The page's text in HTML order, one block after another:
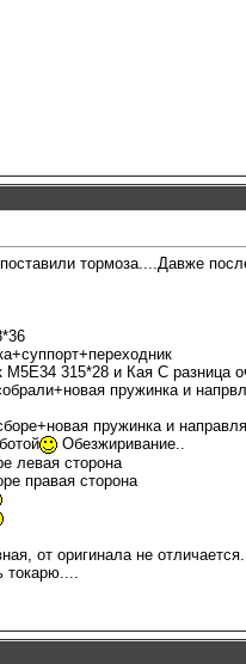
тормоза....Давже
315*28 и Кая С разница
пружинка и
пружинка и
Обезжиривание..
левая сторона
правая сторона
от оригинала не
токарю....